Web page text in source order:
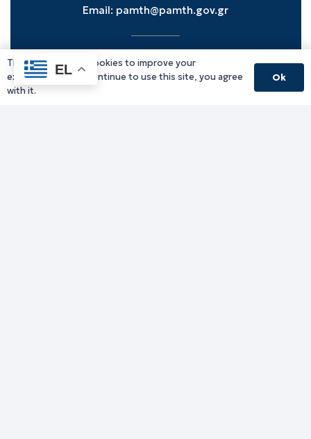
Email: pamth@pamth.gov.gr
Υπηρεσίες Δράμας
Υπηρεσίες Καβάλας
EL
This website uses cookies to improve your
experience. If you continue to use this site, you agree
with it.
Ok